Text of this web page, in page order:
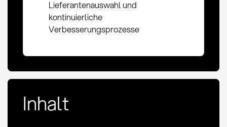
Lieferantenauswahl und
kontinuierliche
Verbesserungsprozesse
Inhalt